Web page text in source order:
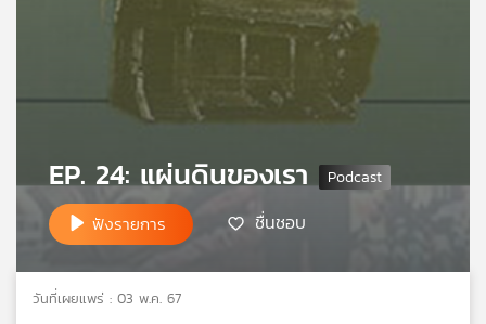
วิทยุ
บี
แผนที่
วิทยุ
EP. 24: แผ่นดินของเรา
ฟังรายการ ชื่นชอบ
วันที่เผยแพร่ : 03 พ.ค. 67